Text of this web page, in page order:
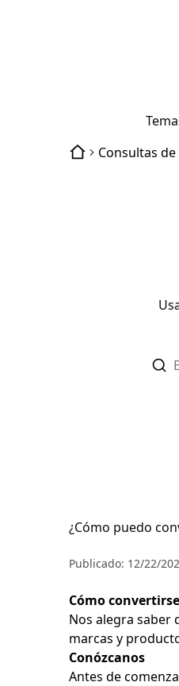
¿Cómo puedo
Publicado: 12/22/
Cómo
Nos alegra saber
marcas y
Conózcanos
Antes de